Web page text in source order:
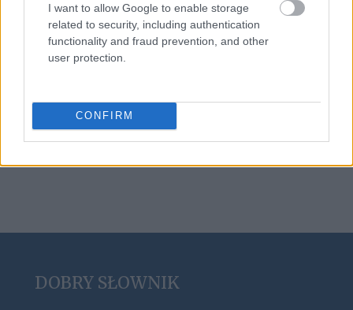
I want to allow Google to enable storage
related to security, including authentication
functionality and fraud prevention, and other
user protection.
CONFIRM
toreador
alterglobalizm
DOBRY SŁOWNIK